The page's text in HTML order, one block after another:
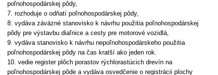
poľnohospodárskej pôdy,
7. rozhoduje o odňatí poľnohospodárskej pôdy,
8. vydáva záväzné stanovisko k návrhu použitia poľnohospodárskej
pôdy pre výstavbu diaľnice a cesty pre motorové vozidlá,
9. vydáva stanovisko k návrhu nepoľnohospodárskeho použitia
poľnohospodárskej pôdy na čas kratší ako jeden rok.
10. vedie register plôch porastov rýchlorastúcich drevín na
poľnohospodárskej pôde a vydáva osvedčenie o registrácii plochy